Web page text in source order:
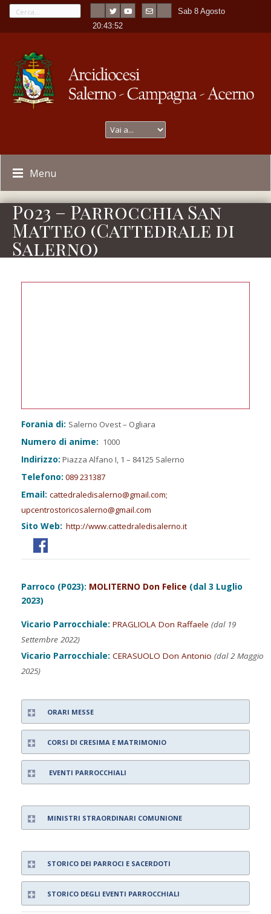
Sab 8 Agosto
-20:43:52
Menu
P023 – Parrocchia San
Matteo (Cattedrale di
Salerno)
Forania di: Salerno Ovest – Ogliara
Numero di anime: 1000
Indirizzo: Piazza Alfano I, 1 – 84125 Salerno
Telefono: 089 231387
Email: cattedraledisalerno@gmail.com;
upcentrostoricosalerno@gmail.com
Sito Web: http://www.cattedraledisalerno.it
Parroco (P023): MOLITERNO Don Felice (dal 3 Luglio
2023)
Vicario Parrocchiale: PRAGLIOLA Don Raffaele (dal 19
Settembre 2022)
Vicario Parrocchiale: CERASUOLO Don Antonio (dal 2 Maggio
2025)
ORARI MESSE
CORSI DI CRESIMA E MATRIMONIO
EVENTI PARROCCHIALI
MINISTRI STRAORDINARI COMUNIONE
STORICO DEI PARROCI E SACERDOTI
STORICO DEGLI EVENTI PARROCCHIALI